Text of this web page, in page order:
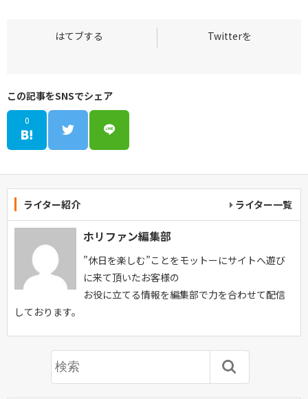
この記事をSNSでシェア
0
ライター紹介 ライター一覧
ホリファン編集部
”休日を楽しむ”ことをモットーにサイトへ遊び
に来て頂いたお客様の
お役に立てる情報を編集部で力を合わせて配信
しております。